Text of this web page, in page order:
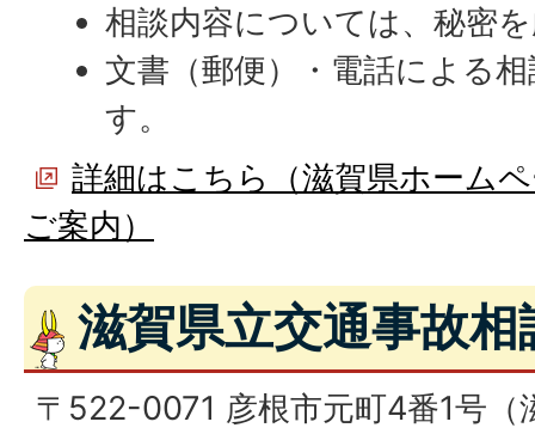
相談内容については、秘密
文書（郵便）・電話による
す。
詳細はこちら（滋賀県ホーム
ご案内）
滋賀県立交通事故
〒522-0071 彦根市元町4番1号（